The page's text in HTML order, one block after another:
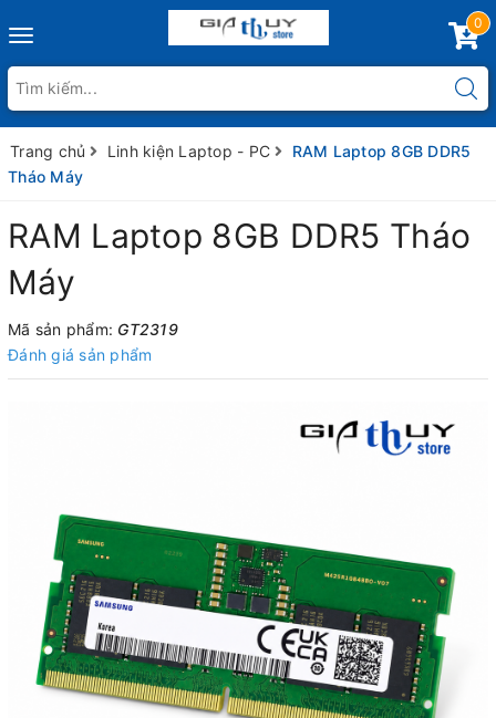
Toggle
0
Trang chủ Linh kiện Laptop - PC
RAM Laptop 8GB DDR5
Tháo Máy
RAM Laptop 8GB DDR5 Tháo
Máy
Mã sản phẩm: GT2319
Đánh giá sản phẩm